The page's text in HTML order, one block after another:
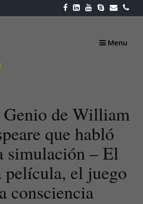
Menu
de William
que habló
simulación – El
película, el juego
consciencia